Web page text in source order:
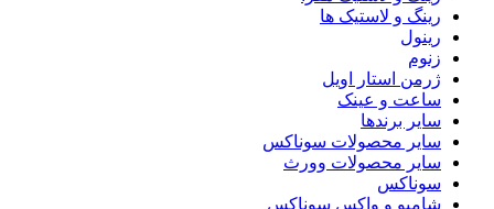
رینگ و لاستیک ها
رینول
زنوم
ژرمن استار اویل
ساعت و عینک
سایر برندها
سایر محصولات سوناکس
سایر محصولات وورث
سوناکس
شامپو و واکس سوناکس